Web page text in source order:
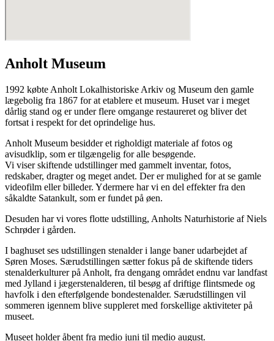
Anholt Museum
1992 købte Anholt Lokalhistoriske Arkiv og Museum den gamle
lægebolig fra 1867 for at etablere et museum. Huset var i meget
dårlig stand og er under flere omgange restaureret og bliver det
fortsat i respekt for det oprindelige hus.
Anholt Museum besidder et righoldigt materiale af fotos og
avisudklip, som er tilgængelig for alle besøgende.
Vi viser skiftende udstillinger med gammelt inventar, fotos,
redskaber, dragter og meget andet. Der er mulighed for at se gamle
videofilm eller billeder. Ydermere har vi en del effekter fra den
såkaldte Satankult, som er fundet på øen.
Desuden har vi vores flotte udstilling, Anholts Naturhistorie af Niels
Schrøder i gården.
I baghuset ses udstillingen stenalder i lange baner udarbejdet af
Søren Moses. Særudstillingen sætter fokus på de skiftende tiders
stenalderkulturer på Anholt, fra dengang området endnu var landfast
med Jylland i jægerstenalderen, til besøg af driftige flintsmede og
havfolk i den efterfølgende bondestenalder. Særudstillingen vil
sommeren igennem blive suppleret med forskellige aktiviteter på
museet.
Museet holder åbent fra medio juni til medio august.